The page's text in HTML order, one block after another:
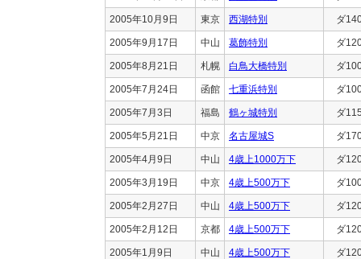
2005年10月9日 東京 西湖特別 ダ
2005年9月17日 中山 葛飾特別 ダ
2005年8月21日 札幌 白鳥大橋特別 ダ
2005年7月24日 函館 七重浜特別 ダ
2005年7月3日 福島 鶴ヶ城特別 ダ
2005年5月21日 中京 名古屋城S ダ
2005年4月9日 中山 4歳上1000万下 ダ
2005年3月19日 中京 4歳上500万下 ダ
2005年2月27日 中山 4歳上500万下 ダ
2005年2月12日 京都 4歳上500万下 ダ
2005年1月9日 中山 4歳上500万下 ダ